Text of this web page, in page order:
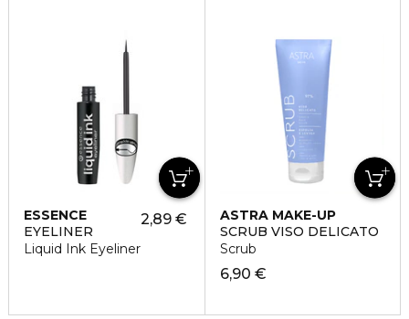
ESSENCE
EYELINER
Liquid Ink Eyeliner
2,89 €
ASTRA MAKE-UP
SCRUB VISO DELICATO
Scrub
6,90 €